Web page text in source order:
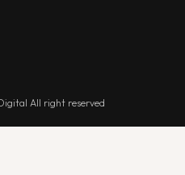
All right reserved